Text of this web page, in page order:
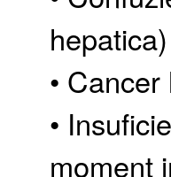
hepatica)
•
•
moment